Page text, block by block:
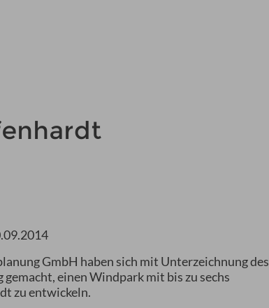
GmbH haben sich mit Unterzeichnung des
gemacht, einen Windpark mit bis zu sechs
zu entwickeln.